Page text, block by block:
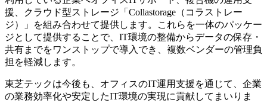
援、クラウド型ストレージ「 Collastorage （コラストレー
ジ）」を組み合わせて提供します。これらを一体のパッケー
ジとして提供することで、 IT環境の整備からデータの保存・
共有までをワンストップで導入でき、複数ベンダーの管理負
担を軽減します。
東芝テックは今後も、オフィスのIT運用支援を通じて、企業
の業務効率化や安定したIT環境の実現に貢献してまいりま